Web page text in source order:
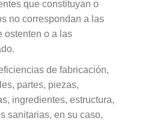
que constituyan o
no correspondan a las
ostenten o a las
de fabricación,
partes, piezas,
ingredientes, estructura,
sanitarias, en su caso,